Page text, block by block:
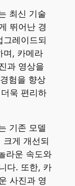
최신 기술
뛰어난 경
레이드되
며, 카메라
과 영상을
험을 향상
욱 편리하
기존 모델
크게 개선되
라운 속도와
다. 또한, 카
사진과 영